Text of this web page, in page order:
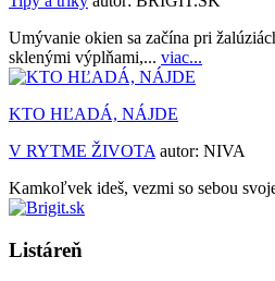
Umývanie okien sa začína pri
sklenými výplňami,... viac...
KTO HĽADÁ, NÁJDE
V RYTME ŽIVOTA autor: NIVA
Kamkoľvek ideš, vezmi so sebou
Listáreň